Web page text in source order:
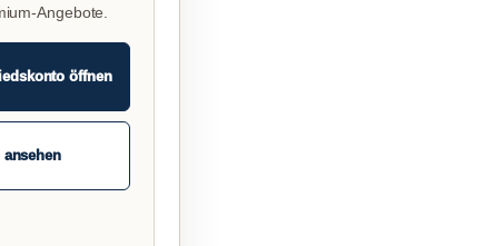
Angebote.
öffnen
ansehen